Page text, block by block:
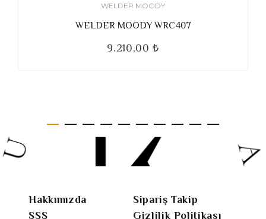
WELDER MOODY
WELDER MOODY WRC407
9.210,00 ₺
Hakkımızda
Sipariş Takip
SSS
Gizlilik Politikası